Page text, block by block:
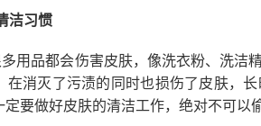
洁习惯
用品都会伤害皮肤，像洗衣粉、洗洁
在消灭了污渍的同时也损伤了皮肤，
定要做好皮肤的清洁工作，绝对不可以